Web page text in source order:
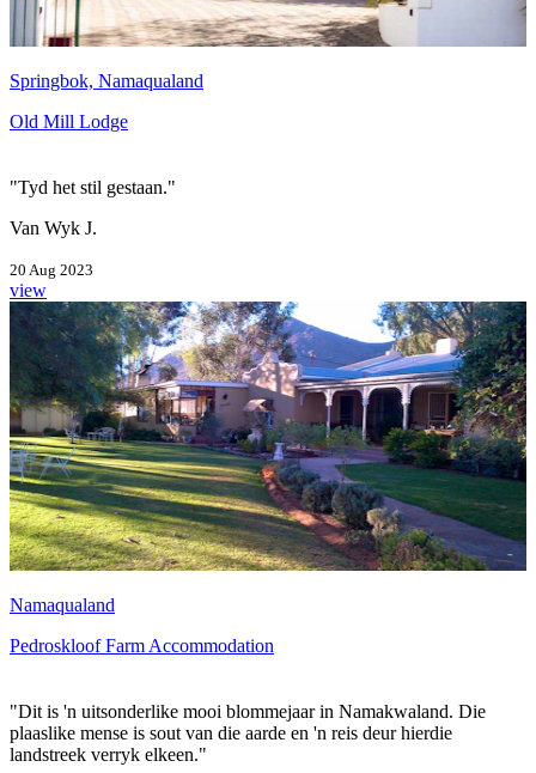
Springbok, Namaqualand
Old Mill Lodge
"Tyd het stil gestaan."
Van Wyk J.
20 Aug 2023
view
Namaqualand
Pedroskloof Farm Accommodation
"Dit is 'n uitsonderlike mooi blommejaar in Namakwaland. Die
plaaslike mense is sout van die aarde en 'n reis deur hierdie
landstreek verryk elkeen."